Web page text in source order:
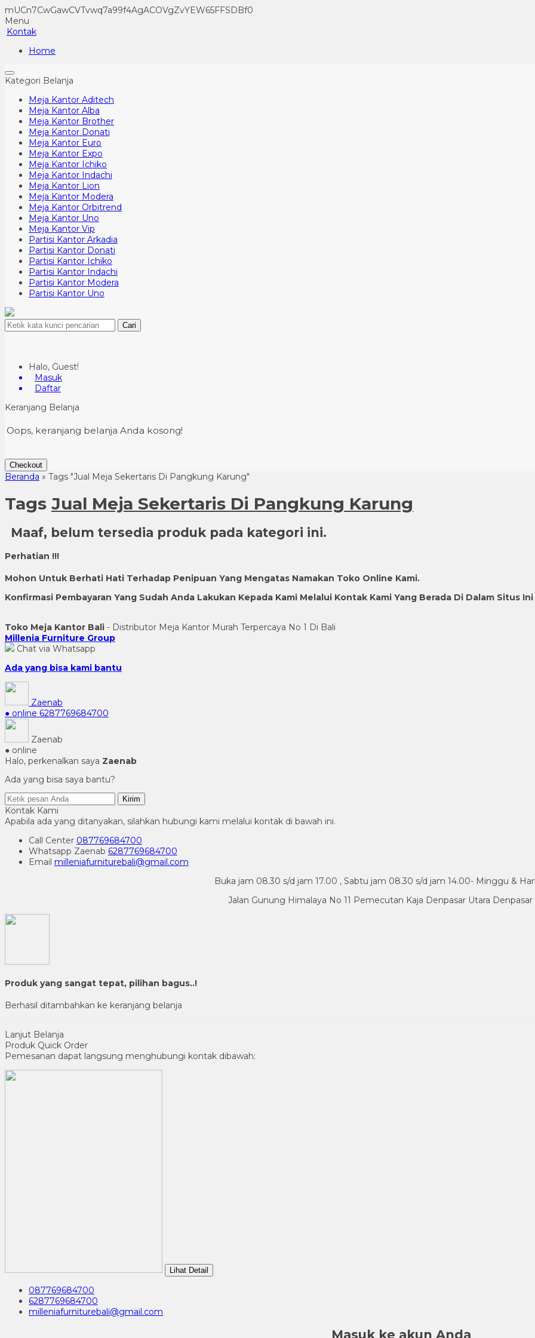
mUCn7CwGawCVTvwq7a99f4AgACOVgZvYEW65FFSDBf0
Menu
Kontak
Home
Kategori Belanja
Meja Kantor Aditech
Meja Kantor Alba
Meja Kantor Brother
Meja Kantor Donati
Meja Kantor Euro
Meja Kantor Expo
Meja Kantor Ichiko
Meja Kantor Indachi
Meja Kantor Lion
Meja Kantor Modera
Meja Kantor Orbitrend
Meja Kantor Uno
Meja Kantor Vip
Partisi Kantor Arkadia
Partisi Kantor Donati
Partisi Kantor Ichiko
Partisi Kantor Indachi
Partisi Kantor Modera
Partisi Kantor Uno
Cari
Halo, Guest!
Masuk
Daftar
Keranjang Belanja
Oops, keranjang belanja Anda kosong!
Checkout
Beranda » Tags "Jual Meja Sekertaris Di Pangkung Karung"
Tags Jual Meja Sekertaris Di Pangkung Karung
Maaf, belum tersedia produk pada kategori ini.
Perhatian !!!
Mohon Untuk Berhati Hati Terhadap Penipuan Yang Mengatas Namakan Toko Online Kami.
Konfirmasi Pembayaran Yang Sudah Anda Lakukan Kepada Kami Melalui Kontak Kami Yang Berada Di Dalam Situs Ini
Toko Meja Kantor Bali - Distributor Meja Kantor Murah Terpercaya No 1 Di Bali
Millenia Furniture Group
Chat via Whatsapp
Ada yang bisa kami bantu
Zaenab
● online 6287769684700
Zaenab
● online
Halo, perkenalkan saya Zaenab
Ada yang bisa saya bantu?
Kirim
Kontak Kami
Apabila ada yang ditanyakan, silahkan hubungi kami melalui kontak di bawah ini.
Call Center 087769684700
Whatsapp Zaenab 6287769684700
Email milleniafurniturebali@gmail.com
Buka jam 08.30 s/d jam 17.00 , Sabtu jam 08.30 s/d jam 14.00- Minggu &
Jalan Gunung Himalaya No 11 Pemecutan Kaja Denpasar Utara Denpasar
Produk yang sangat tepat, pilihan bagus..!
Berhasil ditambahkan ke keranjang belanja
Lanjut Belanja
Produk Quick Order
Pemesanan dapat langsung menghubungi kontak dibawah:
Lihat Detail
087769684700
6287769684700
milleniafurniturebali@gmail.com
Masuk ke akun Anda